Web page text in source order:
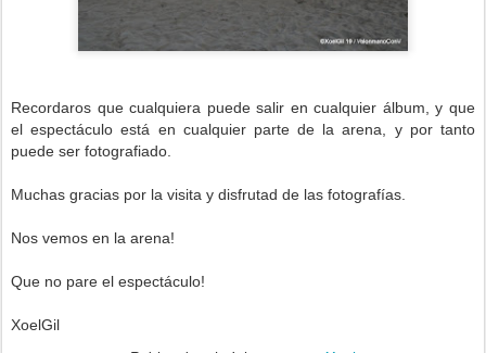
Recordaros que cualquiera puede salir en cualquier álbum, y que
el espectáculo está en cualquier parte de la arena, y por tanto
puede ser fotografiado.
Muchas gracias por la visita y disfrutad de las fotografías.
Nos vemos en la arena!
Que no pare el espectáculo!
XoelGil